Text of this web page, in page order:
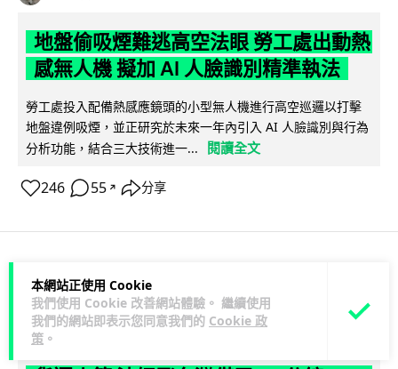
本網站正使用 Cookie
我們使用 Cookie 改善網站體驗。 繼續使用
我們的網站即表示您同意我們的 Cookie 政
策 。
地盤偷吸煙難逃高空法眼 勞工處出動熱
感無人機 擬加 AI 人臉識別精準執法
勞工處投入配備熱感應鏡頭的小型無人機進行高空巡邏以打擊
地盤違例吸煙，並正研究於未來一年內引入 AI 人臉識別與行為
分析功能，結合三大技術進一...
閱讀全文
246 55 ↗ 分享
人工智能
Lawton 1 日